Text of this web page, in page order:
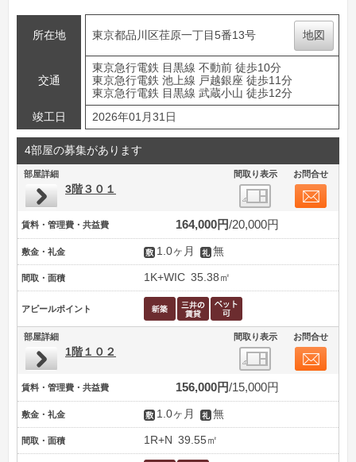
所在地 東京都品川区荏原一丁目5番13号 地図
交通
東京急行電鉄 目黒線 不動前 徒歩10分
東京急行電鉄 池上線 戸越銀座 徒歩11分
東京急行電鉄 目黒線 武蔵小山 徒歩12分
竣工日
2026年01月31日
4部屋の募集があります
部屋詳細 間取り表示 お問合せ
3階３０１
賃料・管理費・共益費 164,000円 20,000円
敷金・礼金 1.0ヶ月 無
間取・面積 1K+WIC 35.38㎡
アピールポイント
部屋詳細 間取り表示 お問合せ
1階１０２
賃料・管理費・共益費 156,000円 15,000円
敷金・礼金 1.0ヶ月 無
間取・面積 1R+N 39.55㎡